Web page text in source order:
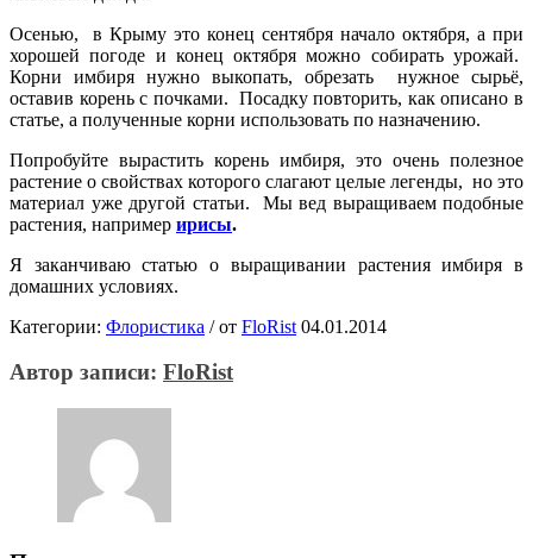
Осенью, в Крыму это конец сентября начало октября, а при
хорошей погоде и конец октября можно собирать урожай.
Корни имбиря нужно выкопать, обрезать нужное сырьё,
оставив корень с почками. Посадку повторить, как описано в
статье, а полученные корни использовать по назначению.
Попробуйте вырастить корень имбиря, это очень полезное
растение о свойствах которого слагают целые легенды, но это
материал уже другой статьи. Мы вед выращиваем подобные
растения, например ирисы.
Я заканчиваю статью о выращивании растения имбиря в
домашних условиях.
Категории: Флористика /от FloRist 04.01.2014
Автор записи: FloRist